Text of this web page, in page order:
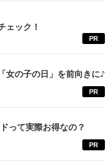
ェック！
PR
女の子の日」を前向きに♪
PR
って実際お得なの？
PR